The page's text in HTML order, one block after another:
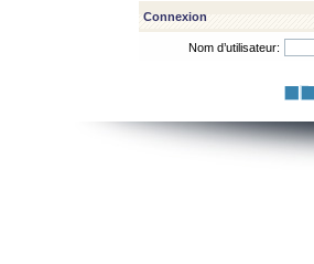
Connexion
Nom d’utilisateur: